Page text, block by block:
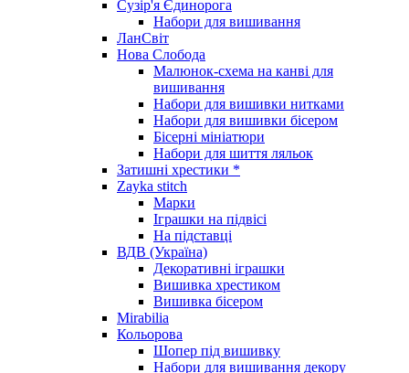
Сузір'я Єдинорога
Набори для вишивання
ЛанСвіт
Нова Слобода
Малюнок-схема на канві для
вишивання
Набори для вишивки нитками
Набори для вишивки бісером
Бісерні мініатюри
Набори для шиття ляльок
Затишні хрестики *
Zayka stitch
Марки
Іграшки на підвісі
На підставці
ВДВ (Україна)
Декоративні іграшки
Вишивка хрестиком
Вишивка бісером
Mirabilia
Кольорова
Шопер під вишивку
Набори для вишивання декору